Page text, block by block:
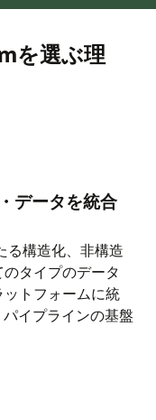
を選ぶ理
データを統合
る構造化、非構造
タイプのデータ
トフォームに統
イプラインの基盤